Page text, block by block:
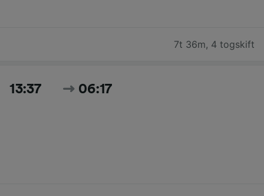
7t 36m, 4 togskift
13:37 06:17